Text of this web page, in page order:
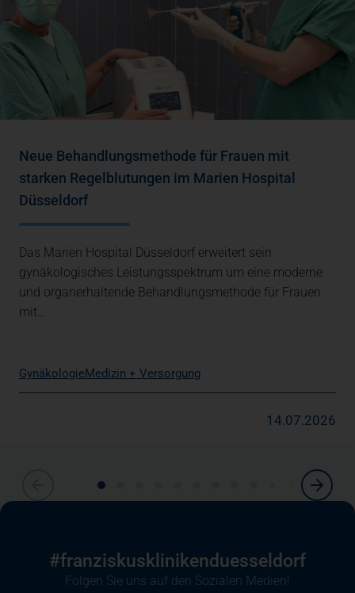
Neue Behandlungsmethode für Frauen mit
starken Regelblutungen im Marien Hospital
Düsseldorf
Das Marien Hospital Düsseldorf erweitert sein
gynäkologisches Leistungsspektrum um eine moderne
und organerhaltende Behandlungsmethode für Frauen
mit…
GynäkologieMedizin + Versorgung
14.07.2026
#franziskusklinikenduesseldorf
Folgen Sie uns auf den Sozialen Medien!